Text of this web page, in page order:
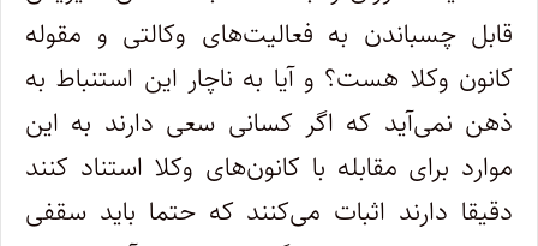
قابل چسباندن به فعالیت‌های وکالتی و مقوله
کانون وکلا هست؟ و آیا به ناچار این استنباط به
ذهن نمی‌آید که اگر کسانی سعی دارند به این
موارد برای مقابله با کانون‌های وکلا استناد کنند
دقیقا دارند اثبات می‌کنند که حتما باید سقفی